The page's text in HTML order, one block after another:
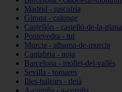
Madrid - rascafría
Girona - calonge
Castellón - castelló-de-la-plana
Pontevedra - tui
Murcia - alhama-de-murcia
Cantabria - noja
Barcelona - mollet-del-vallès
Sevilla - tomares
Illes-balears - deià
A-coruña - a-coruña